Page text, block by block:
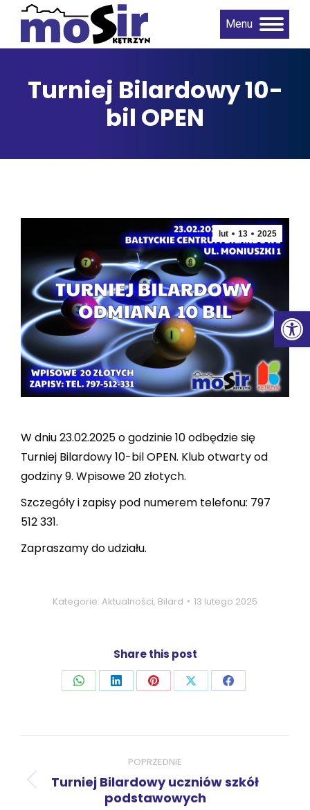
Menu
Turniej Bilardowy 10-
bil OPEN
lut 13 2025
W dniu 23.02.2025 o godzinie 10 odbędzie się
Turniej Bilardowy 10-bil OPEN. Klub otwarty od
godziny 9. Wpisowe 20 złotych.
Szczegóły i zapisy pod numerem telefonu: 797
512 331.
Zapraszamy do udziału.
Kategorie: Aktualności, Bilard 13 lutego 2025
Share this post
UdostępnijUdostępnijUdostępnijUdostępnijUdostępnij
POPRZEDNIE
Poprzedni
Turniej Bilardowy uczniów szkół
podstawowych